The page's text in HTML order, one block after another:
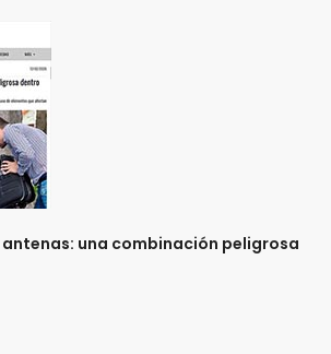
antenas: una combinación peligrosa